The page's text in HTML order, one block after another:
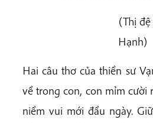
(Thị đệ tử –
Hạnh)
Hai câu thơ của thiền sư
về trong con, con mỉm cười
niềm vui mới đầu ngày.